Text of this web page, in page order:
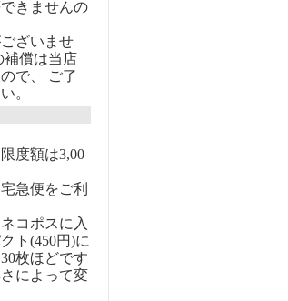
きませんの
ざいませ
補償は当店
で、 ご了
。
度額は3,00
急便をご利
コポスに入
ト(450円)に
枚ほどです
によって変